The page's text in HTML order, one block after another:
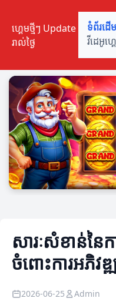
ហ្គេមថ្មីៗ Update
រាល់ថ្ងៃ
ទំព័រដើម
វីដេអូហ្គ
សារៈសំខាន់នៃក
ចំពោះការអភិវឌ្
2026-06-25 Admin